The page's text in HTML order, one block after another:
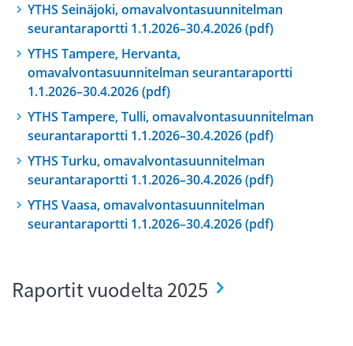
YTHS Seinäjoki, omavalvontasuunnitelman
seurantaraportti 1.1.2026–30.4.2026 (pdf)
YTHS Tampere, Hervanta,
omavalvontasuunnitelman seurantaraportti
1.1.2026–30.4.2026 (pdf)
YTHS Tampere, Tulli, omavalvontasuunnitelman
seurantaraportti 1.1.2026–30.4.2026 (pdf)
YTHS Turku, omavalvontasuunnitelman
seurantaraportti 1.1.2026–30.4.2026 (pdf)
YTHS Vaasa, omavalvontasuunnitelman
seurantaraportti 1.1.2026–30.4.2026 (pdf)
Raportit vuodelta 2025